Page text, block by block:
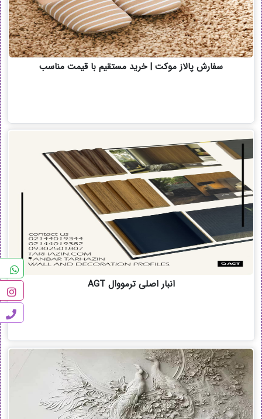
سفارش پالاز موکت | خرید مستقیم با قیمت مناسب
انبار اصلی ترمووال AGT